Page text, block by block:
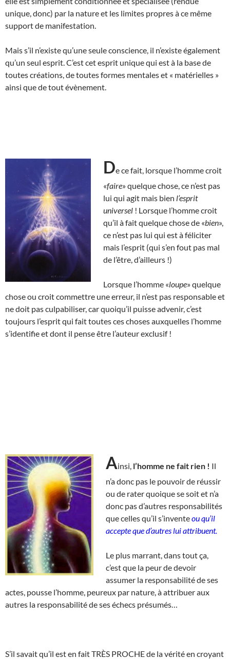
unique, donc) par la nature et les limites propres à ce même
support de manifestation.
Mais s’il n’existe qu’une seule conscience, il n’existe également
qu’un seul esprit. C’est cet esprit unique qui est à la base de
toutes créations, de toutes formes mentales et « matérielles »
ainsi que de tout évènement.
De ce fait, lorsque l’homme croit
«faire» quelque chose, ce n’est pas
lui qui agit mais bien l’esprit
universel ! Lorsque l’homme croit
qu’il à fait quelque chose de «bien»,
ce n’est pas lui qui est à féliciter
mais l’esprit (qui s’en fout pas mal
de l’être, d’ailleurs !)
Lorsque l’homme «loupe» quelque
chose ou croit commettre une erreur, il n’est pas responsable et
ne doit pas culpabiliser, car quoiqu’il puisse advenir, c’est
toujours l’esprit qui fait toutes ces choses auxquelles l’homme
s’identifie et dont il pense être l’auteur exclusif !
Ainsi, l’homme ne fait rien ! Il
n’a donc pas le pouvoir de réussir
ou de rater quoique se soit et n’a
donc pas d’autres responsabilités
que celles qu’il s’inventeou qu’il
accepte que d’autres lui attribuent.
Le plus marrant, dans tout ça,
c’est que la peur de devoir
assumer la responsabilité de ses
actes, pousse l’homme, peureux par nature, à attribuer aux
autres la responsabilité de ses échecs présumés…
S’il savait qu’il est en fait TRÈS PROCHE de la vérité en croyant